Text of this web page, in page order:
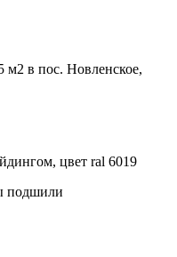
в пос. Новленское,
цвет ral 6019
подшили